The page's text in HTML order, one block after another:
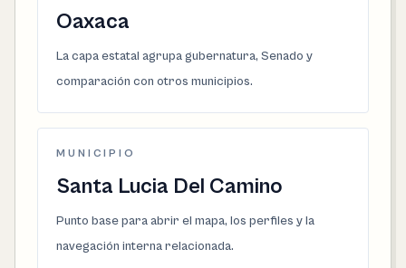
Oaxaca
La capa estatal agrupa gubernatura, Senado y
comparación con otros municipios.
MUNICIPIO
Santa Lucia Del Camino
Punto base para abrir el mapa, los perfiles y la
navegación interna relacionada.